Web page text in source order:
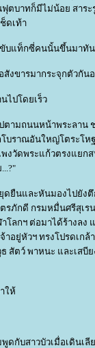
บาทก็มีไม่น้อย สาร
ดเท้า
แท็กซี่คนนั้นขึ้นมาทันที
งขารมากระจุกตัวกัน
ไปโดยเร็ว
ตามถนนหน้าพระลาน
บราณอันใหญ่โตระโห
งวัดพระแก้วตรงแย
ยืนและหันมองไปยัง
รภักดี กรมหมื่นศรีสุเ
กฯ ต่อมาได้ร้างลง
อยู่หัวฯ ทรงโปรดเกล้
สัตว์ พาหนะ และเสบี
ให้
ดกับสาวบัวเมื่อเดินเ